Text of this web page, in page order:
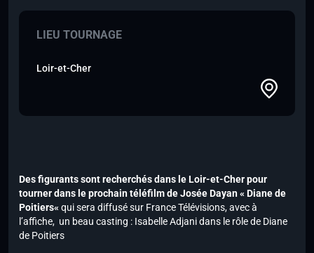
LIEU TOURNAGE
Loir-et-Cher
Des figurants sont recherchés dans le Loir-et-Cher pour
tourner dans le prochain téléfilm de Josée Dayan « Diane de
Poitiers« qui sera diffusé sur France Télévisions, avec à
l’affiche, un beau casting : Isabelle Adjani dans le rôle de Diane
de Poitiers